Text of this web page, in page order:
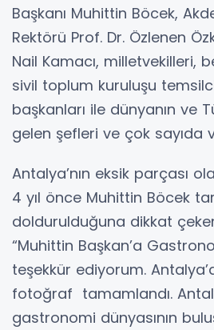
Başkanı Muhittin Böcek,
Rektörü Prof. Dr. Özlenen
Nail Kamacı, milletvekilleri,
sivil toplum kuruluşu
başkanları ile dünyanın ve
gelen şefleri ve çok sayıda
Antalya’nın eksik parçası
4 yıl önce Muhittin Böcek
doldurulduğuna dikkat
“Muhittin Başkan’a
teşekkür ediyorum.
fotoğraf tamamlandı.
gastronomi dünyasının